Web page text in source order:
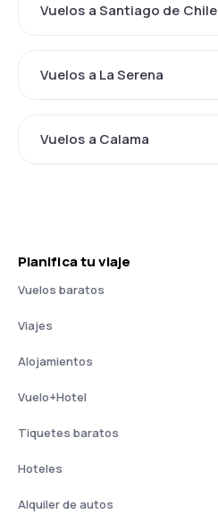
Vuelos a Santiago de Chile
Vuelos a La Serena
Vuelos a Calama
Planifica tu viaje
Vuelos baratos
Viajes
Alojamientos
Vuelo+Hotel
Tiquetes baratos
Hoteles
Alquiler de autos